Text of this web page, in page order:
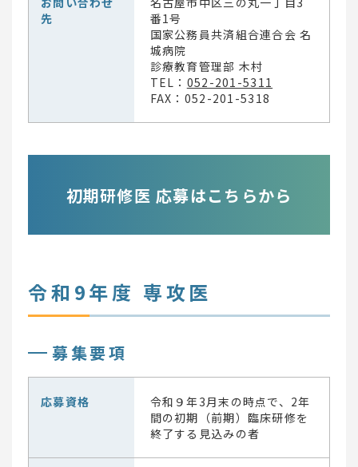
先
番1号
国家公務員共済組合連合会 名
城病院
診療教育管理部 木村
TEL： 052-201-5311
FAX：052-201-5318
初期研修医 応募はこちらから
令和9年度 専攻医
募集要項
応募資格
令和９年3月末の時点で、2年
間の初期（前期）臨床研修を
終了する見込みの者